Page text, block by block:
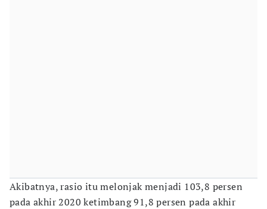
Akibatnya, rasio itu melonjak menjadi 103,8 persen
pada akhir 2020 ketimbang 91,8 persen pada akhir